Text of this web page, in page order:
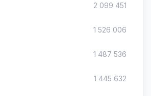
2 099 451
1 526 006
1 487 536
1 445 632